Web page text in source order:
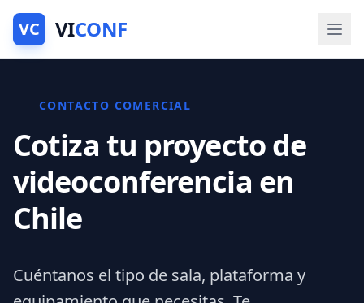
VC VICONF
CONTACTO COMERCIAL
Cotiza tu proyecto de
videoconferencia en
Chile
Cuéntanos el tipo de sala, plataforma y